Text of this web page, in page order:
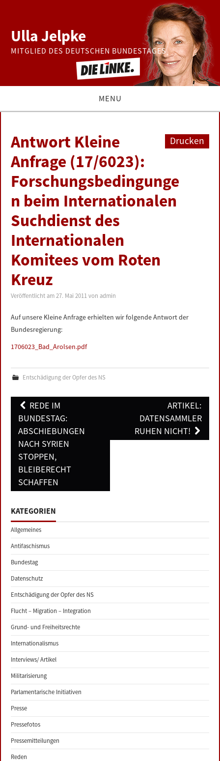
Ulla Jelpke
MITGLIED DES DEUTSCHEN BUNDESTAGES
MENU
BUNDESTAG
PRESSE
ZUR PERSON
LINKS
DATENSCHUTZERKLÄRUNG
IMPRESSUM
Drucken
Antwort Kleine
Anfrage (17/6023):
Forschungsbedingunge
n beim Internationalen
Suchdienst des
Internationalen
Komitees vom Roten
Kreuz
Veröffentlicht am27. Mai 2011 vonadmin
Auf unsere Kleine Anfrage erhielten wir folgende Antwort der
Bundesregierung:
1706023_Bad_Arolsen.pdf
Entschädigung der Opfer des NS
Post
navigation
REDE IM
BUNDESTAG:
ABSCHIEBUNGEN
NACH SYRIEN
STOPPEN,
BLEIBERECHT
SCHAFFEN
ARTIKEL:
DATENSAMMLER
RUHEN NICHT!
KATEGORIEN
Allgemeines
Antifaschismus
Bundestag
Datenschutz
Entschädigung der Opfer des NS
Flucht – Migration – Integration
Grund- und Freiheitsrechte
Internationalismus
Interviews/ Artikel
Militarisierung
Parlamentarische Initiativen
Presse
Pressefotos
Pressemitteilungen
Reden